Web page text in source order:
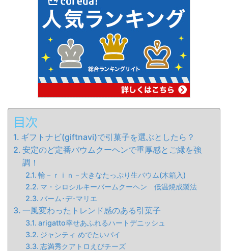
目次
ギフトナビ(giftnavi)で引菓子を選ぶとしたら？
安定のど定番バウムクーヘンで重厚感とご縁を強
調！
輪－ｒｉｎ－大きなたっぷり生バウム(木箱入)
マ・シロシルキーバームクーヘン 低温焼成製法
バーム･デ･マリエ
一風変わったトレンド感のある引菓子
arigatto幸せあふれるハートデニッシュ
ジャンティ めでたいパイ
志満秀クアトロえびチーズ